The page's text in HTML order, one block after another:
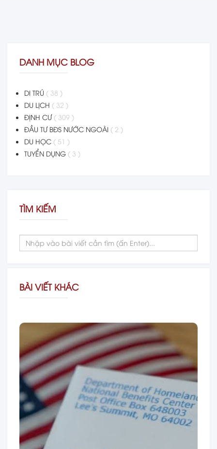
DANH MỤC BLOG
DI TRÚ ( 38 )
DU LỊCH ( 32 )
ĐỊNH CƯ ( 309 )
ĐẦU TƯ BĐS NƯỚC NGOÀI ( 2 )
DU HỌC ( 51 )
TUYỂN DỤNG ( 3 )
TÌM KIẾM
BÀI VIẾT KHÁC